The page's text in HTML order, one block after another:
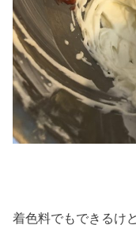
着色料でもできるけ